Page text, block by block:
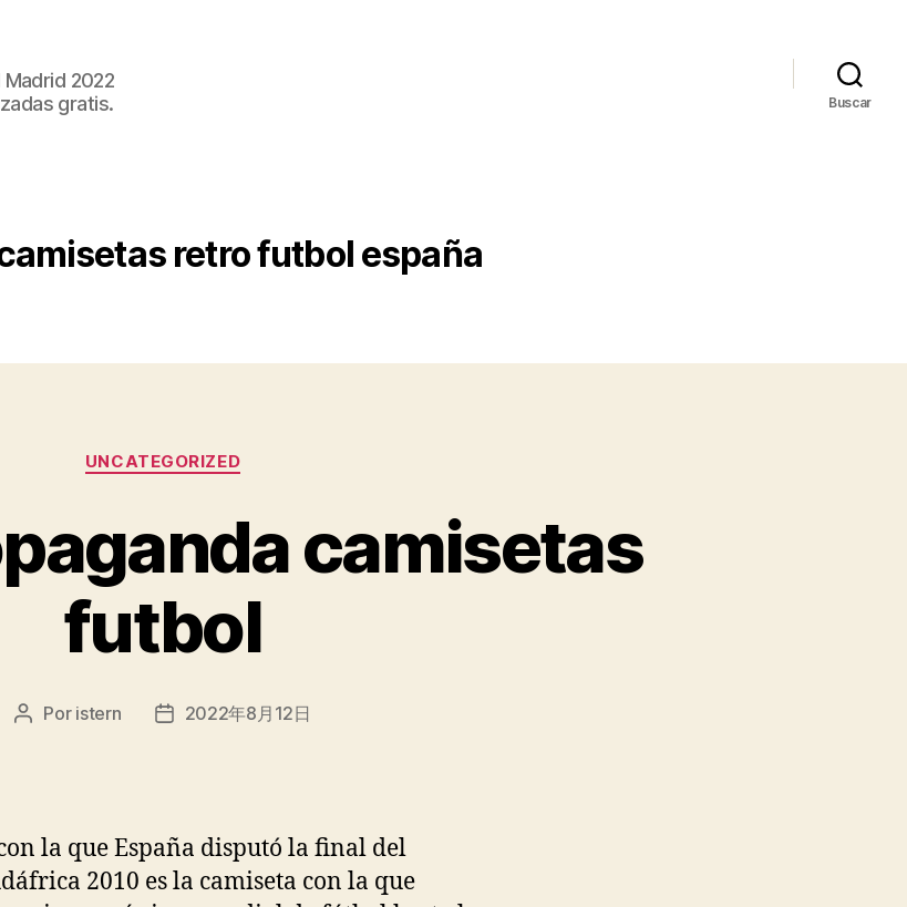
2022
gratis.
Buscar
retro futbol españa
Categorías
UNCATEGORIZED
camisetas
futbol
Autor
Por istern
Fecha2022年8月12日
la que España disputó la final del
2010 es la camiseta con la que